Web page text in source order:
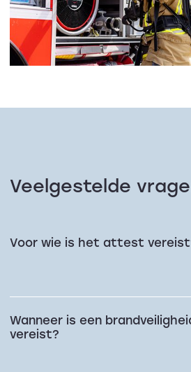
Veelgestelde
Voor wie is het attest
Wanneer is een
vereist?